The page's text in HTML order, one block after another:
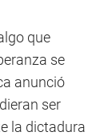
que
se
anunció
ser
la dictadura